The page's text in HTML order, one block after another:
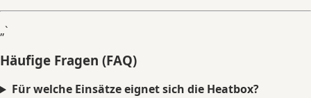
„`
Häufige Fragen (FAQ)
Für welche Einsätze eignet sich die Heatbox?